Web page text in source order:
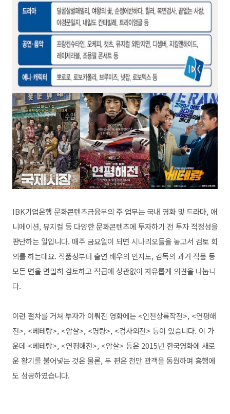
IBK기업은행 문화콘텐츠금융부의 주 업무는 국내 영화 및 드라마, 애
니메이션, 뮤지컬 등 다양한 문화콘텐츠에 투자하기 전 투자 적정성을
판단하는 일입니다. 매주 금요일이 되면 시나리오들을 놓고서 검토 회
의를 하는데요. 작품성부터 출연 배우의 인지도, 감독의 과거 작품 등
모든 면을 면밀히 검토하고 직급에 상관없이 자유롭게 의견을 나눕니
다.
이런 절차를 거쳐 투자가 이뤄진 영화에는 <인천상륙작전>, <연평해
전>, <베테랑>, <암살>, <명량>, <검사외전> 등이 있습니다. 이 가
운데 <베테랑>, <연평해전>, <암살> 등은 2015년 한국영화에 새로
운 활기를 불어넣는 것은 물론, 두 편은 천만 관객을 동원하며 흥행에
도 성공하였습니다.